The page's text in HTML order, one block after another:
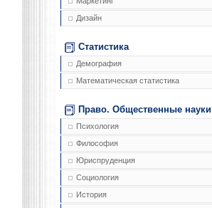
Дизайн
Статистика
Демография
Математическая статистика
Право. Общественные науки
Психология
Философия
Юриспруденция
Социология
История